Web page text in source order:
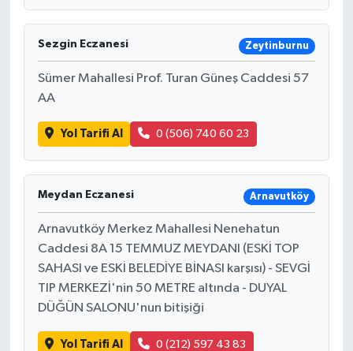
Sezgin Eczanesi Zeytinburnu
Sümer Mahallesi Prof. Turan Güneş Caddesi 57
AA
Yol Tarifi Al 0 (506) 740 60 23
Meydan Eczanesi Arnavutköy
Arnavutköy Merkez Mahallesi Nenehatun
Caddesi 8A 15 TEMMUZ MEYDANI (ESKİ TOP
SAHASI ve ESKİ BELEDİYE BİNASI karşısı) - SEVGİ
TIP MERKEZİ'nin 50 METRE altında - DUYAL
DÜĞÜN SALONU'nun bitişiği
Yol Tarifi Al 0 (212) 597 43 83